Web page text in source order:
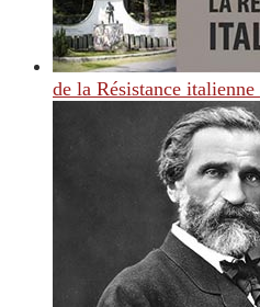
de la Résistance italienne